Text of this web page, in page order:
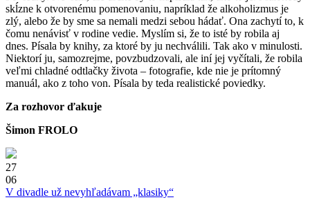
skĺzne k otvorenému pomenovaniu, napríklad že alkoholizmus je
zlý, alebo že by sme sa nemali medzi sebou hádať. Ona zachytí to, k
čomu nenávisť v rodine vedie. Myslím si, že to isté by robila aj
dnes. Písala by knihy, za ktoré by ju nechválili. Tak ako v minulosti.
Niektorí ju, samozrejme, povzbudzovali, ale iní jej vyčítali, že robila
veľmi chladné odtlačky života – fotografie, kde nie je prítomný
manuál, ako z toho von. Písala by teda realistické poviedky.
Za rozhovor ďakuje
Šimon FROLO
27
06
V divadle už nevyhľadávam „klasiky“